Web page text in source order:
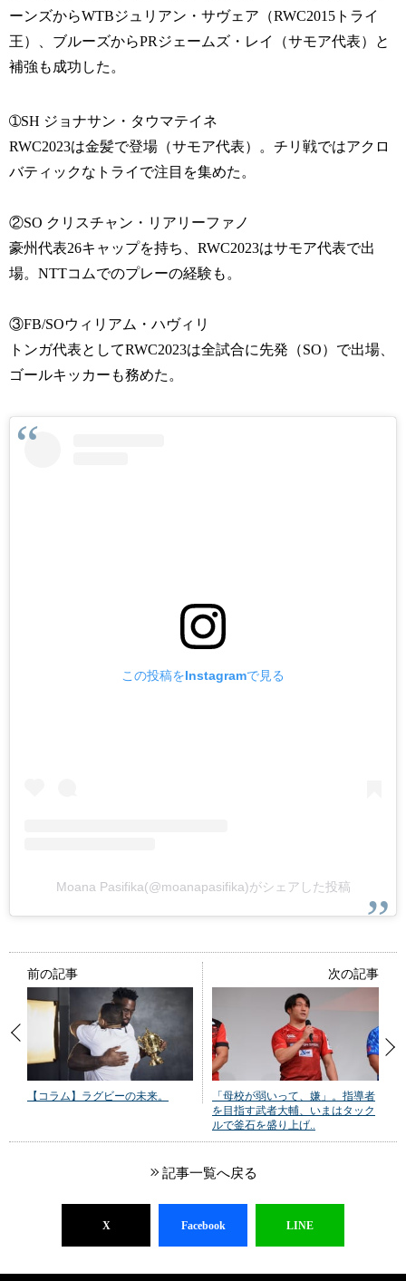
ーンズからWTBジュリアン・サヴェア（RWC2015トライ
王）、ブルーズからPRジェームズ・レイ（サモア代表）と
補強も成功した。
➀SH ジョナサン・タウマテイネ
RWC2023は金髪で登場（サモア代表）。チリ戦ではアクロ
バティックなトライで注目を集めた。
②SO クリスチャン・リアリーファノ
豪州代表26キャップを持ち、RWC2023はサモア代表で出
場。NTTコムでのプレーの経験も。
③FB/SOウィリアム・ハヴィリ
トンガ代表としてRWC2023は全試合に先発（SO）で出場、
ゴールキッカーも務めた。
この投稿をInstagramで見る
Moana Pasifika(@moanapasifika)がシェアした投稿
前の記事
【コラム】ラグビーの未来。
次の記事
「母校が弱いって、嫌」。指導者
を目指す武者大輔、いまはタック
ルで釜石を盛り上げ..
記事一覧へ戻る
X Facebook LINE